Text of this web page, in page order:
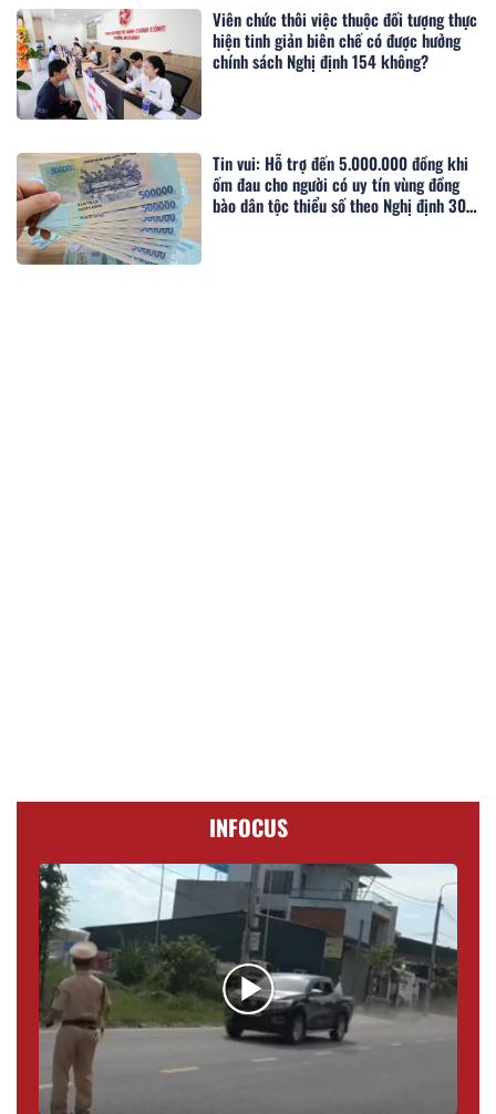
Viên chức thôi việc thuộc đối tượng thực
hiện tinh giản biên chế có được hưởng
chính sách Nghị định 154 không?
Tin vui: Hỗ trợ đến 5.000.000 đồng khi
ốm đau cho người có uy tín vùng đồng
bào dân tộc thiểu số theo Nghị định 307,
INFOCUS